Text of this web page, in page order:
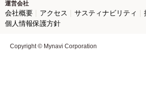
運営会社
会社概要 アクセス サスティナビリティ
個人情報保護方針
Copyright © Mynavi Corporation